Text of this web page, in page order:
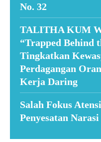
No. 32
TALITHA KUM
“Trapped Behind
Tingkatkan
Perdagangan
Kerja Daring
Salah Fokus
Penyesatan Narasi